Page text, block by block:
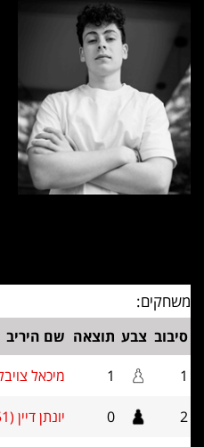
משחקים:
סיבוב צבע תוצאה שם היריב
1
1 מיכאל צויבל
2
0 יונתן דיין (151)